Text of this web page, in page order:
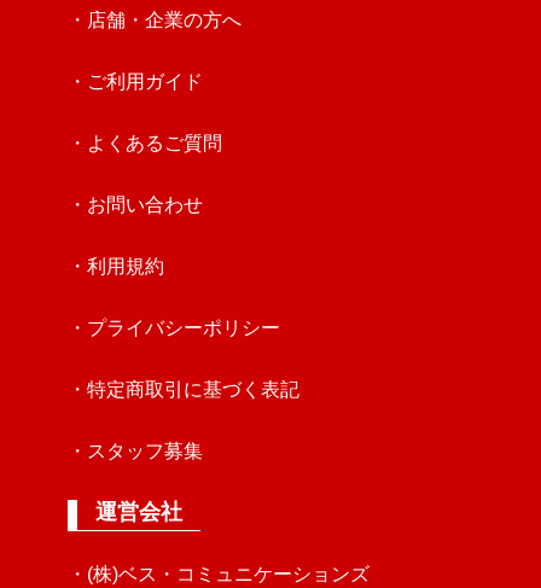
・店舗・企業の方へ
・ご利用ガイド
・よくあるご質問
・お問い合わせ
・利用規約
・プライバシーポリシー
・特定商取引に基づく表記
・スタッフ募集
運営会社
・(株)ベス・コミュニケーションズ